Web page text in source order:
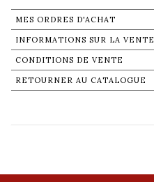
MES ORDRES D'ACHAT
INFORMATIONS SUR LA VENTE
CONDITIONS DE VENTE
RETOURNER AU CATALOGUE